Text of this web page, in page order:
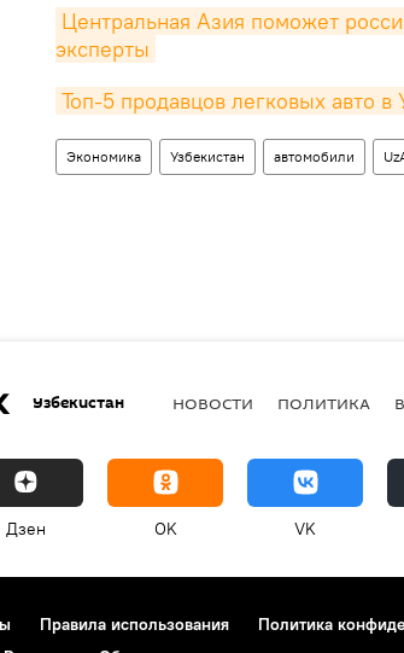
Центральная Азия поможет
эксперты
Топ-5 продавцов легковых авто
Экономика Узбекистан автомобили
Узбекистан НОВОСТИ ПОЛИТИКА
Дзен OK VK
Правила использования Политика